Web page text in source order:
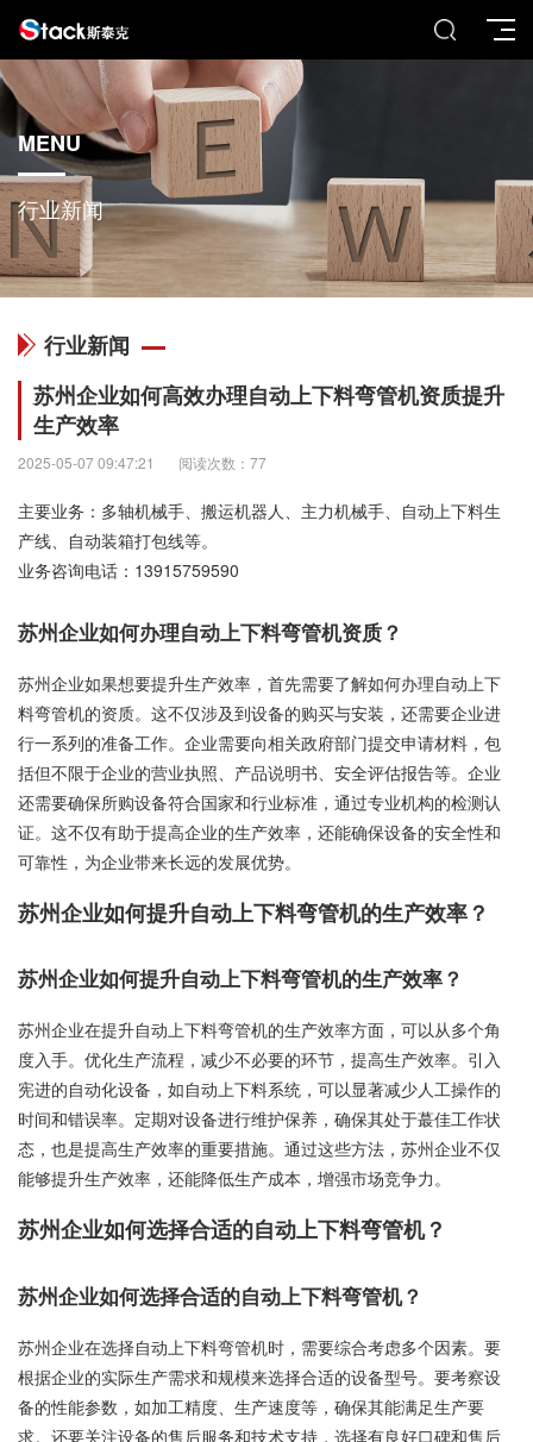
MENU
行业新闻
行业新闻
苏州企业如何高效办理自动上下料弯管机资质提升
生产效率
2025-05-07 09:47:21 阅读次数：77
主要业务：多轴机械手、搬运机器人、主力机械手、自动上下料生
产线、自动装箱打包线等。
业务咨询电话： 13915759590
苏州企业如何办理自动上下料弯管机资质？
苏州企业如果想要提升生产效率，首先需要了解如何办理自动上下
料弯管机的资质。这不仅涉及到设备的购买与安装，还需要企业进
行一系列的准备工作。企业需要向相关政府部门提交申请材料，包
括但不限于企业的营业执照、产品说明书、安全评估报告等。企业
还需要确保所购设备符合国家和行业标准，通过专业机构的检测认
证。这不仅有助于提高企业的生产效率，还能确保设备的安全性和
可靠性，为企业带来长远的发展优势。
苏州企业如何提升自动上下料弯管机的生产效率？
苏州企业如何提升自动上下料弯管机的生产效率？
苏州企业在提升自动上下料弯管机的生产效率方面，可以从多个角
度入手。优化生产流程，减少不必要的环节，提高生产效率。引入
宪进的自动化设备，如自动上下料系统，可以显著减少人工操作的
时间和错误率。定期对设备进行维护保养，确保其处于蕞佳工作状
态，也是提高生产效率的重要措施。通过这些方法，苏州企业不仅
能够提升生产效率，还能降低生产成本，增强市场竞争力。
苏州企业如何选择合适的自动上下料弯管机？
苏州企业如何选择合适的自动上下料弯管机？
苏州企业在选择自动上下料弯管机时，需要综合考虑多个因素。要
根据企业的实际生产需求和规模来选择合适的设备型号。要考察设
备的性能参数，如加工精度、生产速度等，确保其能满足生产要
求。还要关注设备的售后服务和技术支持，选择有良好口碑和售后